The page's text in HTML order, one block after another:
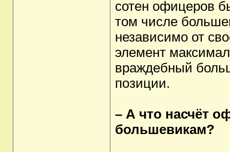
сотен офицеров
том числе
независимо от
элемент
враждебный
позиции.
– А что насчёт
большевикам?